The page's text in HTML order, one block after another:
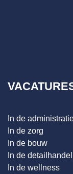
In de
In de zorg
In de bouw
In de detailhandel
In de wellness